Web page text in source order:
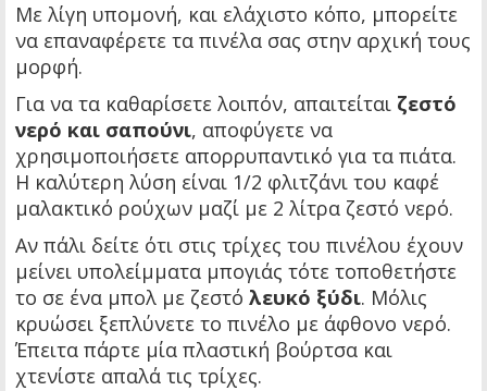
Με λίγη υπομονή, και ελάχιστο κόπο, μπορείτε
να επαναφέρετε τα πινέλα σας στην αρχική τους
μορφή.
Για να τα καθαρίσετε λοιπόν, απαιτείται ζεστό
νερό και σαπούνι, αποφύγετε να
χρησιμοποιήσετε απορρυπαντικό για τα πιάτα.
Η καλύτερη λύση είναι 1/2 φλιτζάνι του καφέ
μαλακτικό ρούχων μαζί με 2 λίτρα ζεστό νερό.
Αν πάλι δείτε ότι στις τρίχες του πινέλου έχουν
μείνει υπολείμματα μπογιάς τότε τοποθετήστε
το σε ένα μπολ με ζεστό λευκό ξύδι. Μόλις
κρυώσει ξεπλύνετε το πινέλο με άφθονο νερό.
Έπειτα πάρτε μία πλαστική βούρτσα και
χτενίστε απαλά τις τρίχες.